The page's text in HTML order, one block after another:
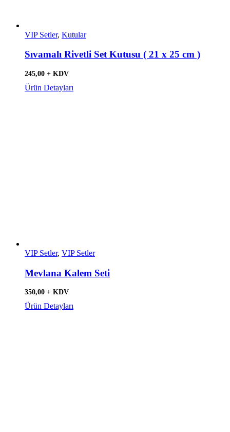
VIP Setler, Kutular
Sıvamalı Rivetli Set Kutusu ( 21 x 25 cm )
245,00 + KDV
Ürün Detayları
VIP Setler, VIP Setler
Mevlana Kalem Seti
350,00 + KDV
Ürün Detayları